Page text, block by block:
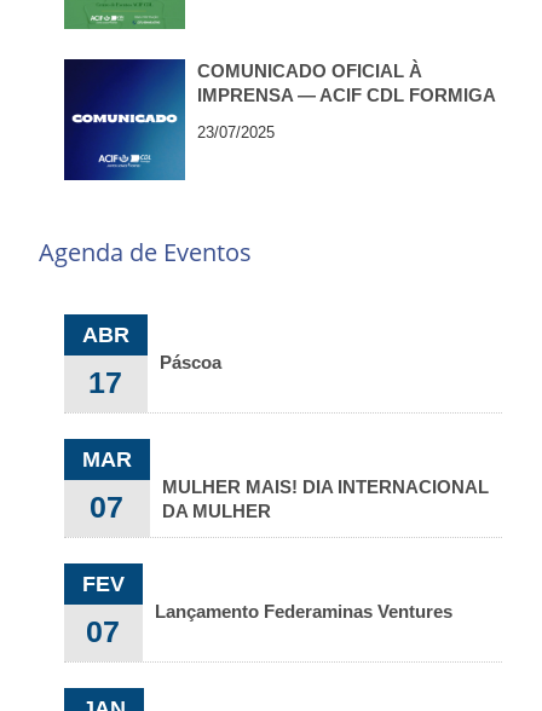
COMUNICADO OFICIAL À
IMPRENSA — ACIF CDL FORMIGA
23/07/2025
Agenda de Eventos
ABR
17
Páscoa
MAR
07
MULHER MAIS! DIA INTERNACIONAL
DA MULHER
FEV
07
Lançamento Federaminas Ventures